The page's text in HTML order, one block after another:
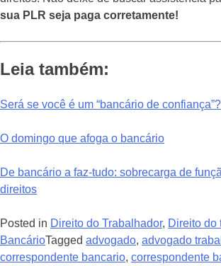
sua PLR seja paga corretamente!
Leia também:
Será se você é um “bancário de confiança”?
O domingo que afoga o bancário
De bancário a faz-tudo: sobrecarga de
direitos
Posted in Direito do Trabalhador, Direito do
BancárioTagged advogado, advogado
correspondente bancario, correspondente